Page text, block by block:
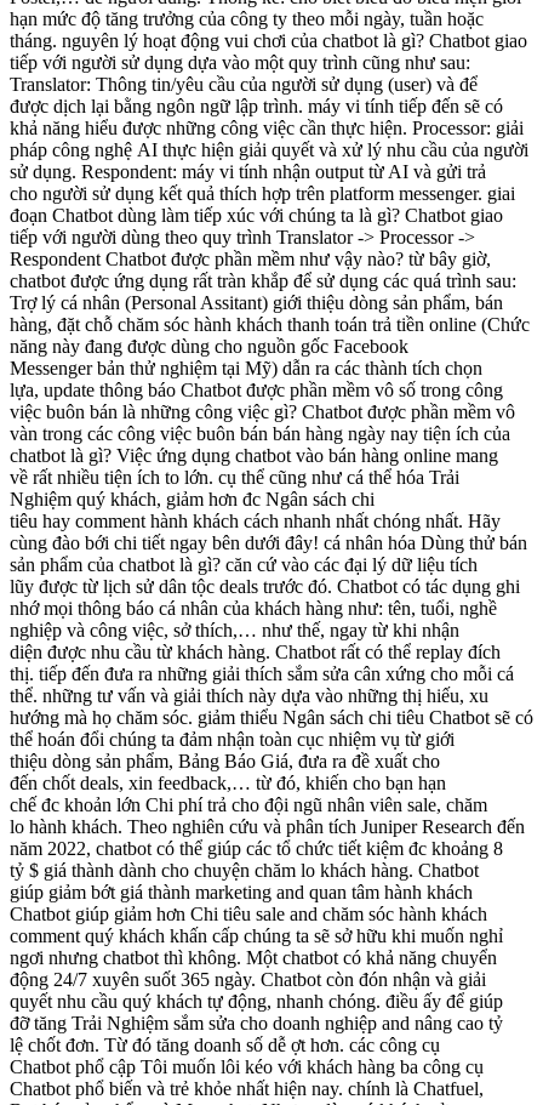
hạn mức độ tăng trưởng của công ty theo mỗi ngày, tuần hoặc
tháng. nguyên lý hoạt động vui chơi của chatbot là gì? Chatbot giao
tiếp với người sử dụng dựa vào một quy trình cũng như sau:
Translator: Thông tin/yêu cầu của người sử dụng (user) và để
được dịch lại bằng ngôn ngữ lập trình. máy vi tính tiếp đến sẽ có
khả năng hiểu được những công việc cần thực hiện. Processor: giải
pháp công nghệ AI thực hiện giải quyết và xử lý nhu cầu của người
sử dụng. Respondent: máy vi tính nhận output từ AI và gửi trả
cho người sử dụng kết quả thích hợp trên platform messenger. giai
đoạn Chatbot dùng làm tiếp xúc với chúng ta là gì? Chatbot giao
tiếp với người dùng theo quy trình Translator -> Processor ->
Respondent Chatbot được phần mềm như vậy nào? từ bây giờ,
chatbot được ứng dụng rất tràn khắp để sử dụng các quá trình sau:
Trợ lý cá nhân (Personal Assitant) giới thiệu dòng sản phẩm, bán
hàng, đặt chỗ chăm sóc hành khách thanh toán trả tiền online (Chức
năng này đang được dùng cho nguồn gốc Facebook
Messengerbản thử nghiệm tại Mỹ) dẫn ra các thành tích chọn
lựa, update thông báo Chatbot được phần mềm vô số trong công
việc buôn bán là những công việc gì? Chatbot được phần mềm vô
vàn trong các công việc buôn bán bán hàng ngày nay tiện ích của
chatbot là gì? Việc ứng dụng chatbot vào bán hàng online mang
về rất nhiều tiện ích to lớn. cụ thể cũng như cá thể hóa Trải
Nghiệm quý khách, giảm hơn đc Ngân sách chi
tiêu hay comment hành khách cách nhanh nhất chóng nhất. Hãy
cùng đào bới chi tiết ngay bên dưới đây! cá nhân hóa Dùng thử bán
sản phẩm của chatbot là gì? căn cứ vào các đại lý dữ liệu tích
lũy được từ lịch sử dân tộc deals trước đó. Chatbot có tác dụng ghi
nhớ mọi thông báo cá nhân của khách hàng như: tên, tuổi, nghề
nghiệp và công việc, sở thích,… như thế, ngay từ khi nhận
diện được nhu cầu từ khách hàng. Chatbot rất có thể replay đích
thị. tiếp đến đưa ra những giải thích sắm sửa cân xứng cho mỗi cá
thể. những tư vấn và giải thích này dựa vào những thị hiếu, xu
hướng mà họ chăm sóc. giảm thiểu Ngân sách chi tiêu Chatbot sẽ có
thể hoán đổi chúng ta đảm nhận toàn cục nhiệm vụ từ giới
thiệu dòng sản phẩm, Bảng Báo Giá, đưa ra đề xuất cho
đến chốt deals, xin feedback,… từ đó, khiến cho bạn hạn
chế đc khoản lớn Chi phítrả cho đội ngũ nhân viên sale, chăm
lo hành khách. Theo nghiên cứu và phân tích Juniper Research đến
năm 2022, chatbot có thể giúp các tổ chức tiết kiệm đc khoảng 8
tỷ $ giá thành dành cho chuyện chăm lo khách hàng. Chatbot
giúp giảm bớt giá thành marketing and quan tâm hành khách
Chatbot giúp giảm hơn Chi tiêu sale and chăm sóc hành khách
comment quý khách khấn cấp chúng ta sẽ sở hữu khi muốn nghỉ
ngơi nhưng chatbot thì không. Một chatbot có khả năng chuyển
động 24/7 xuyên suốt 365 ngày. Chatbot còn đón nhận và giải
quyết nhu cầu quý khách tự động, nhanh chóng. điều ấy để giúp
đỡtăng Trải Nghiệm sắm sửa cho doanh nghiệp and nâng cao tỷ
lệ chốt đơn. Từ đó tăng doanh số dễ ợt hơn. các công cụ
Chatbot phổ cập Tôi muốn lôi kéo với khách hàng ba công cụ
Chatbot phổ biến và trẻ khỏe nhất hiện nay. chính là Chatfuel,